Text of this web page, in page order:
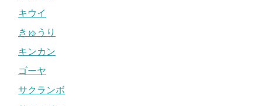
キウイ
きゅうり
キンカン
ゴーヤ
サクランボ